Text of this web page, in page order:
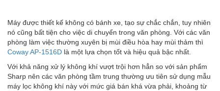
Máy được thiết kế không có bánh xe, tạo sự chắc chắn, tuy nhiên
nó cũng bất tiện cho việc di chuyển trong văn phòng. Với các văn
phòng làm việc thường xuyên bị mùi điều hòa hay mùi thảm thì
Coway AP-1516D là một lựa chọn tốt và hiệu quả bậc nhất.
Với khả năng xử lý không khí vượt trội hơn hẳn so với sản phẩm
Sharp nên các văn phòng tầm trung thường ưu tiên sử dụng mẫu
máy lọc không khí này với mức giá bán khá vừa phải, khoảng từ